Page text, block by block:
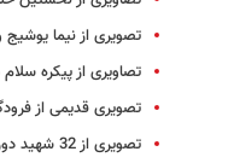
تصویری از نیما
تصاویری از پیکره
تصویری قدیمی از
تصویری از 32 شهید دوران دفاع مقدس